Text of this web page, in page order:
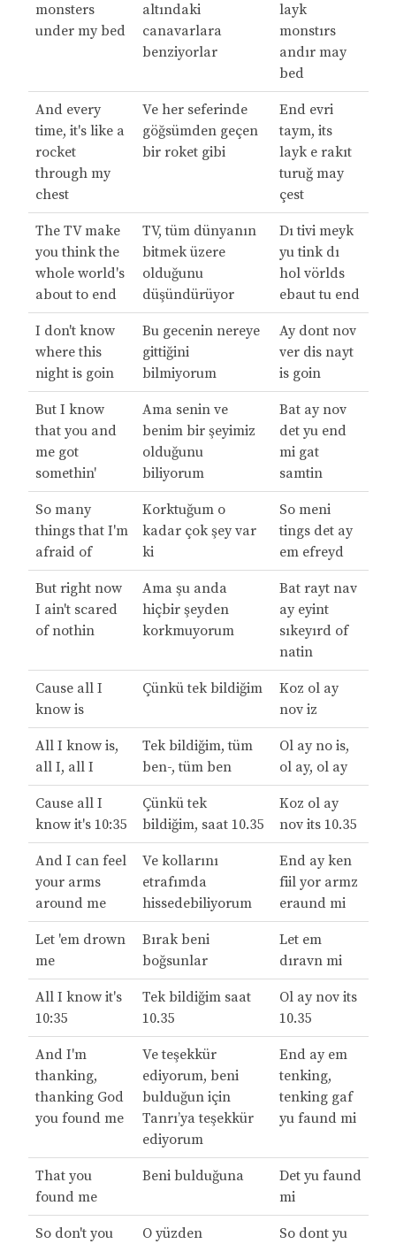
monsters
under my bed
altındaki
canavarlara
benziyorlar
layk
monstırs
andır may
bed
And every
time, it's like a
rocket
through my
chest
Ve her seferinde
göğsümden geçen
bir roket gibi
End evri
taym, its
layk e rakıt
turuğ may
çest
The TV make
you think the
whole world's
about to end
TV, tüm dünyanın
bitmek üzere
olduğunu
düşündürüyor
Dı tivi meyk
yu tink dı
hol vörlds
ebaut tu end
I don't know
where this
night is goin
Bu gecenin nereye
gittiğini
bilmiyorum
Ay dont nov
ver dis nayt
is goin
But I know
that you and
me got
somethin'
Ama senin ve
benim bir şeyimiz
olduğunu
biliyorum
Bat ay nov
det yu end
mi gat
samtin
So many
things that I'm
afraid of
Korktuğum o
kadar çok şey var
ki
So meni
tings det ay
em efreyd
But right now
I ain't scared
of nothin
Ama şu anda
hiçbir şeyden
korkmuyorum
Bat rayt nav
ay eyint
sıkeyırd of
natin
Cause all I
know is
Çünkü tek bildiğim
Koz ol ay
nov iz
All I know is,
all I, all I
Tek bildiğim, tüm
ben-, tüm ben
Ol ay no is,
ol ay, ol ay
Cause all I
know it's 10:35
Çünkü tek
bildiğim, saat 10.35
Koz ol ay
nov its 10.35
And I can feel
your arms
around me
Ve kollarını
etrafımda
hissedebiliyorum
End ay ken
fiil yor armz
eraund mi
Let 'em drown
me
Bırak beni
boğsunlar
Let em
dıravn mi
All I know it's
10:35
Tek bildiğim saat
10.35
Ol ay nov its
10.35
And I'm
thanking,
thanking God
you found me
Ve teşekkür
ediyorum, beni
bulduğun için
Tanrı’ya teşekkür
ediyorum
End ay em
tenking,
tenking gaf
yu faund mi
That you
found me
Beni bulduğuna
Det yu faund
mi
So don't you
O yüzden
So dont yu